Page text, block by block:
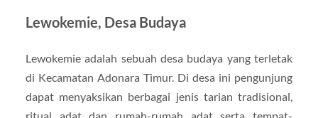
Lewokemie, Desa Budaya
Lewokemie adalah sebuah desa budaya yang terletak
di Kecamatan Adonara Timur. Di desa ini pengunjung
dapat menyaksikan berbagai jenis tarian tradisional,